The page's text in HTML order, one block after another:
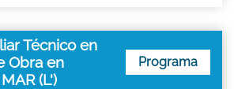
Técnico en
Obra en
(L')
Programa